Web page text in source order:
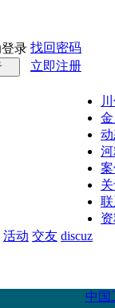
录 找回密码
立即注册
活动 交友 discuz
中国